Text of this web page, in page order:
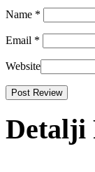
Name *
Email *
Website
Detalji